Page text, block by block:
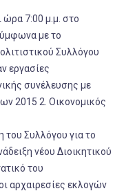
ώρα 7:00 μ.μ. στο
με το
Συλλόγου
εργασίες
συνέλευσης με
2015 2. Οικονομικός
του Συλλόγου για το
νέου Διοικητικού
του
αρχαιρεσίες εκλογών